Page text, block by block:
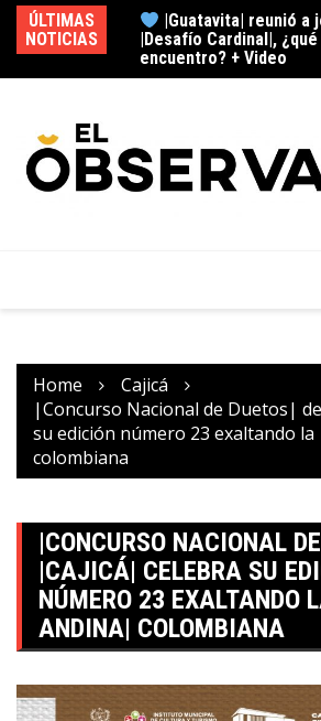
ÚLTIMAS
NOTICIAS
al embalse del
+ Video
|Guatavita| reunió a
|Desafío Cardinal|,
encuentro? + Video
Home
Cajicá
|Concurso Nacional de Duetos|
su edición número 23 exaltando
colombiana
|CONCURSO NACIONAL
|CAJICÁ| CELEBRA SU
NÚMERO 23 EXALTANDO
ANDINA| COLOMBIANA